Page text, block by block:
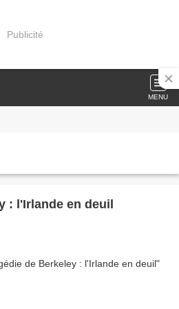
Publicité
MENU
: l'Irlande en deuil